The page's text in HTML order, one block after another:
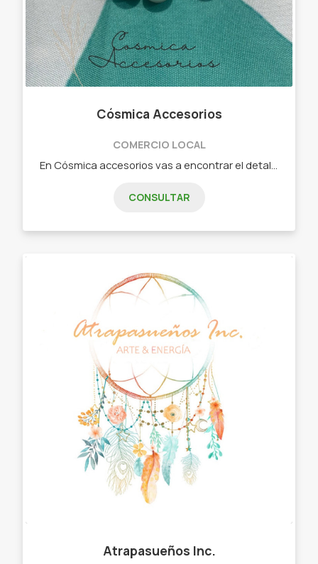
Cósmica Accesorios
COMERCIO LOCAL
CONSULTAR
Atrapasueños Inc.